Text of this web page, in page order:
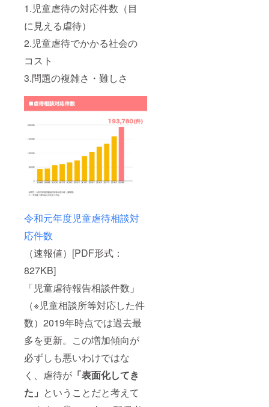
1.児童虐待の対応件数（目
に見える虐待）
2.児童虐待でかかる社会の
コスト
3.問題の複雑さ・難しさ
令和元年度児童虐待相談対
応件数
（速報値）[PDF形式：
827KB]
「児童虐待報告相談件数」
（※児童相談所等対応した件
数）2019年時点では過去最
多を更新。この増加傾向が
必ずしも悪いわけではな
く、虐待が 「表面化してき
た」 ということだと考えて